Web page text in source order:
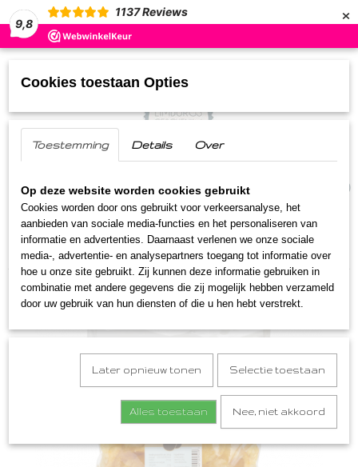
9,8
1137 Reviews ×
(0)
Home >Streekproducten Chips >
Pieper Sjips
Naturel
Cookies toestaan Opties
Toestemming Details Over
Op deze website worden cookies gebruikt
Cookies worden door ons gebruikt voor verkeersanalyse, het
aanbieden van sociale media-functies en het personaliseren van
informatie en advertenties. Daarnaast verlenen we onze sociale
media-, advertentie- en analysepartners toegang tot informatie over
hoe u onze site gebruikt. Zij kunnen deze informatie gebruiken in
combinatie met andere gegevens die zij mogelijk hebben verzameld
door uw gebruik van hun diensten of die u hen hebt verstrekt.
Later opnieuw tonen Selectie toestaan
Alles toestaan Nee, niet akkoord